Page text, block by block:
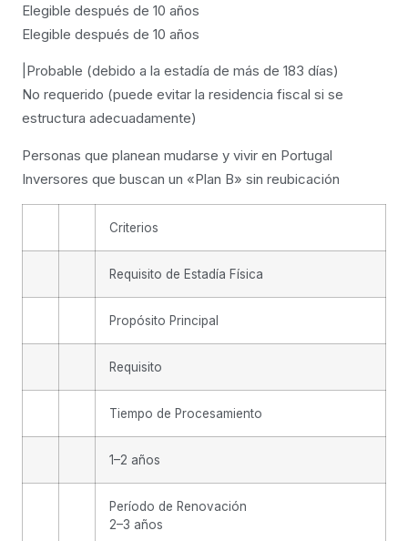
Elegible después de 10 años
Elegible después de 10 años
|Probable (debido a la estadía de más de 183 días)
No requerido (puede evitar la residencia fiscal si se
estructura adecuadamente)
Personas que planean mudarse y vivir en Portugal
Inversores que buscan un «Plan B» sin reubicación
Criterios
Requisito de Estadía Física
Propósito Principal
Requisito
Tiempo de Procesamiento
1–2 años
Período de Renovación
2–3 años